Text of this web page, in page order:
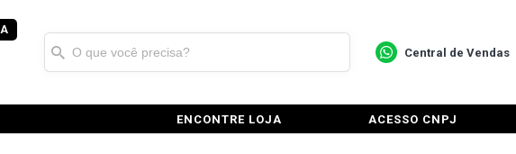
Central de Vendas
ENCONTRE LOJA ACESSO CNPJ